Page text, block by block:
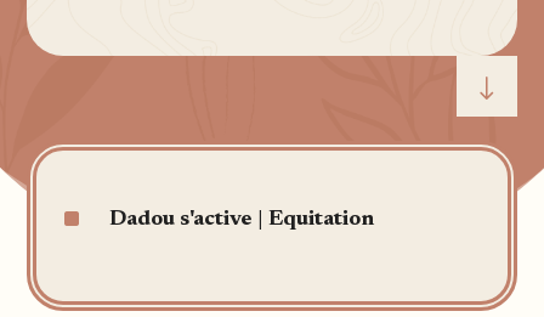
"
^ Dadou s'active Equitation